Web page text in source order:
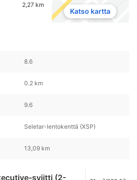
2,27 km
Katso kartta
8.6
0.2 km
9.6
Seletar-lentokenttä (XSP)
13,09 km
sviitti (2-